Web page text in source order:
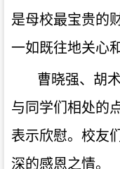
是母校最宝贵的
一如既往地关心
曹晓强、胡
与同学们相处的
表示欣慰。校友
深的感恩之情。